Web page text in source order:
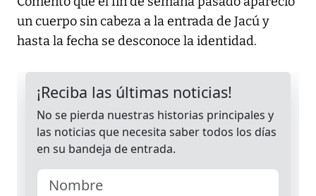
un cuerpo sin cabeza a la entrada de Jacú y
hasta la fecha se desconoce la identidad.